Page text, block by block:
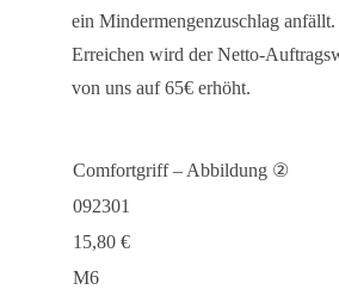
ein Mindermengenzuschlag
Erreichen wird der Netto-
von uns auf 65€ erhöht.
Comfortgriff – Abbildung ②
092301
15,80 €
M6